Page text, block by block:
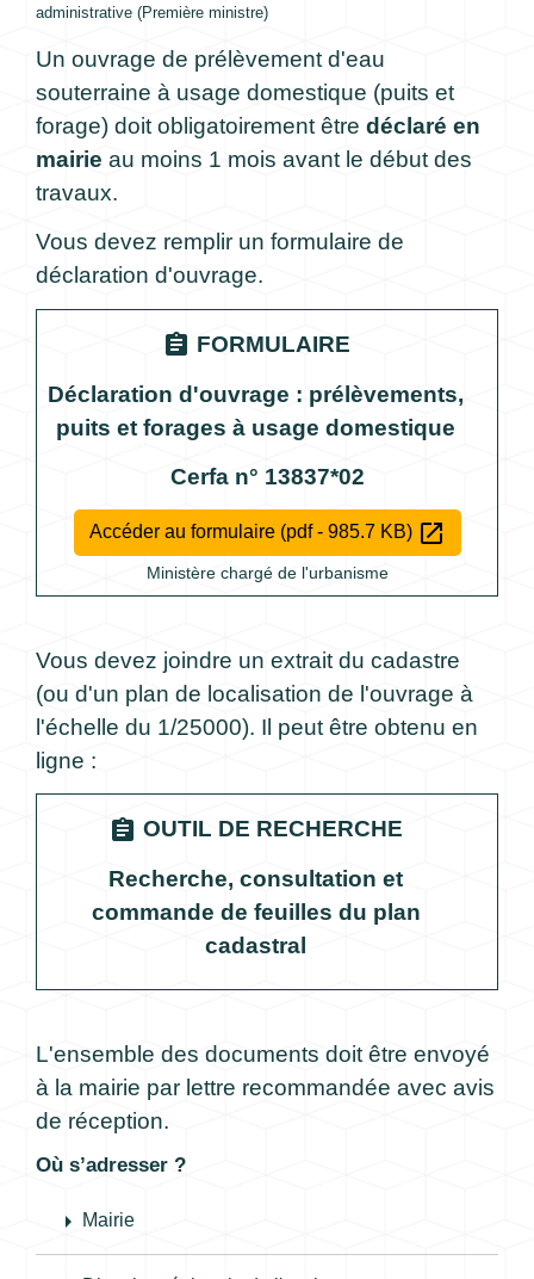
administrative (Première ministre)
Un ouvrage de prélèvement d'eau
souterraine à usage domestique (puits et
forage) doit obligatoirement être déclaré en
mairie au moins 1 mois avant le début des
travaux.
Vous devez remplir un formulaire de
déclaration d'ouvrage.
assignment FORMULAIRE
Déclaration d'ouvrage : prélèvements,
puits et forages à usage domestique
Cerfa n° 13837*02
Accéder au formulaire (pdf - 985.7 KB) open_in_new
Ministère chargé de l'urbanisme
Vous devez joindre un extrait du cadastre
(ou d'un plan de localisation de l'ouvrage à
l'échelle du 1/25000). Il peut être obtenu en
ligne :
assignment OUTIL DE RECHERCHE
Recherche, consultation et
commande de feuilles du plan
cadastral
L'ensemble des documents doit être envoyé
à la mairie par lettre recommandée avec avis
de réception.
Où s’adresser ?
arrow_right Mairie